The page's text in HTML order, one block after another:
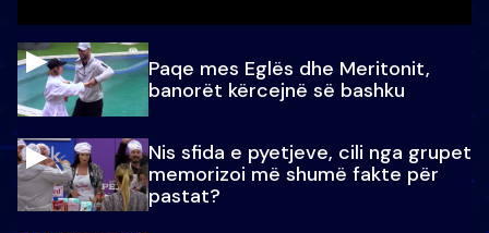
Paqe mes Eglës dhe Meritonit,
banorët kërcejnë së bashku
Nis sfida e pyetjeve, cili nga grupet
memorizoi më shumë fakte për
pastat?